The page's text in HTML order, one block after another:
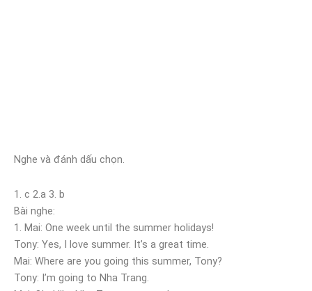
Nghe và đánh dấu chọn.
1. c 2.a 3. b
Bài nghe:
1. Mai: One week until the summer holidays!
Tony: Yes, I love summer. It’s a great time.
Mai: Where are you going this summer, Tony?
Tony: I’m going to Nha Trang.